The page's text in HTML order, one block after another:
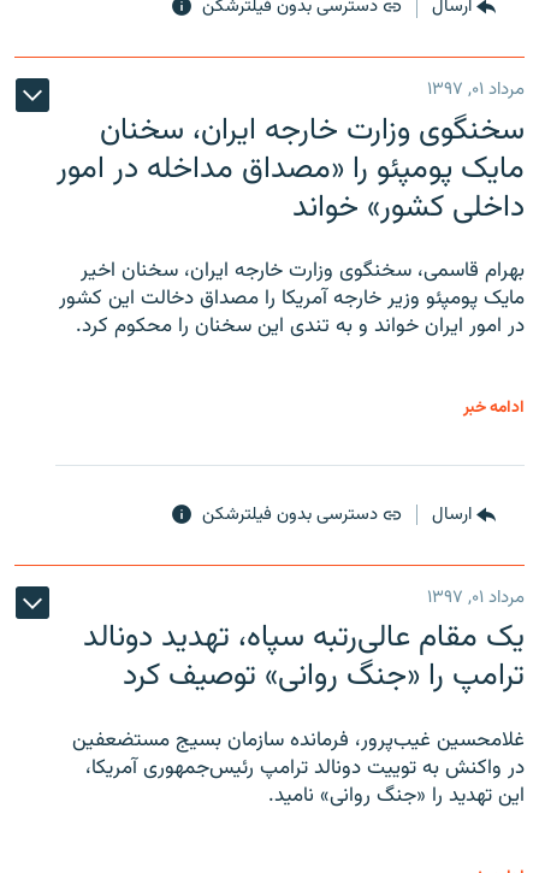
ارسال دسترسی بدون فیلترشکن
مرداد ۰۱, ۱۳۹۷
سخنگوی وزارت خارجه ایران، سخنان
مایک پومپئو را «مصداق مداخله در امور
داخلی کشور» خواند
بهرام قاسمی، سخنگوی وزارت خارجه ایران، سخنان اخیر
مایک پومپئو وزیر خارجه آمریکا را مصداق دخالت این کشور
در امور ایران خواند و به تندی این سخنان را محکوم کرد.
ادامه خبر
ارسال دسترسی بدون فیلترشکن
مرداد ۰۱, ۱۳۹۷
یک مقام عالی‌رتبه سپاه، تهدید دونالد
ترامپ را «جنگ روانی» توصیف کرد
غلامحسین غیب‌پرور، فرمانده سازمان بسیج مستضعفین
در واکنش به توییت دونالد ترامپ رئیس‌جمهوری آمریکا،
این تهدید را «جنگ روانی» نامید.